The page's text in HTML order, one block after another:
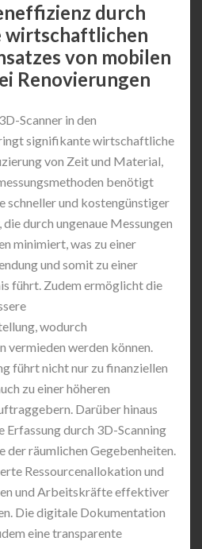
durch
wirtschaftlichen
von mobilen
Renovierungen
Scanner in den
signifikante wirtschaftliche
von Zeit und Material,
benötigt
schneller und kostengünstiger
durch ungenaue Messungen
minimiert, was zu einer
und somit zu einer
führt. Zudem ermöglicht die
wodurch
vermieden werden können.
führt nicht nur zu finanziellen
zu einer höheren
Darüber hinaus
durch 3D-Scanning
der räumlichen Gegebenheiten.
Ressourcenallokation und
und Arbeitskräfte effektiver
Die digitale Dokumentation
eine transparente